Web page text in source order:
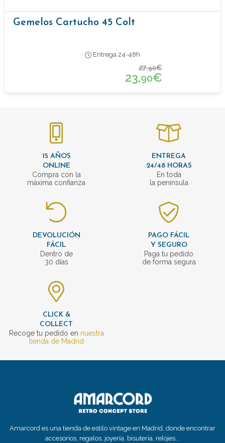
Gemelos Cartucho 45 Colt
Entrega 24-48h
27,90€
23,90€
15 AÑOS
ONLINE
Compra con la
máxima confianza
ENTREGA
24/48 HORAS
En toda
la península
DEVOLUCIÓN
FÁCIL
Dentro de
30 días
PAGO FÁCIL
Y SEGURO
Paga tu pedido
de forma segura
CLICK &
COLLECT
Recoge tu pedido en nuestra
tienda de Madrid
Amarcord es una tienda de estilo vintage en Madrid, donde encontrar
accesorios, regalos, joyería, bisutería, relojes...